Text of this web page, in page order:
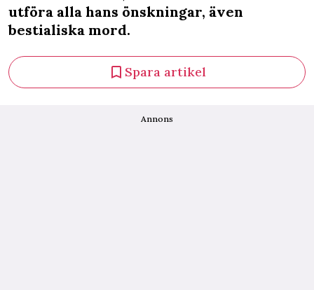
utföra alla hans önskningar, även
bestialiska mord.
Spara artikel
Annons